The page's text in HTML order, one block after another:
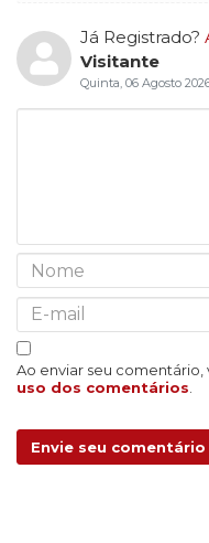
Já Registrado?
Visitante
Quinta, 06 Agosto
Ao enviar seu
uso dos comentários.
Envie seu comentário